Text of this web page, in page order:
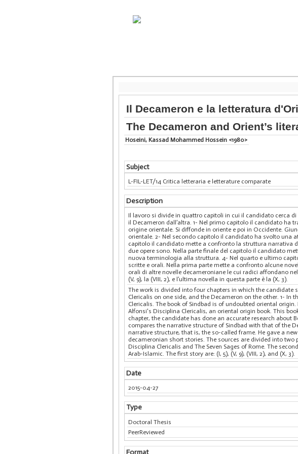
Il Decameron e la letteratura
The Decameron and Orient’s
Hoseini, Kassad Mohammed Hossein <1980>
Subject
L-FIL-LET/14 Critica letteraria e letterature comparate
Description
Il lavoro si divide in quattro capitoli in cui il candidato cerca
il Decameron dall’altra. 1- Nel primo capitolo il candidato ha
origine orientale. Si diffonde in oriente e poi in Occidente.
orientale. 2- Nel secondo capitolo il candidato ha svolto una
capitolo il candidato mette a confronto la struttura narrativa
due opere sono. Nella parte finale del capitolo il candidato
nuova terminologia alla struttura. 4- Nel quarto e ultimo
scritte e orali. Nella prima parte mette a confronto alcune
orali di altre novelle decameroniane le cui radici affondano
(V, 9), la (VIII, 2), e l’ultima novella in questa parte è la (X, 3).
The work is divided into four chapters in which the candidate
Clericalis on one side, and the Decameron on the other. 1-
Clericalis. The book of Sindbad is of undoubted oriental
Alfonsi's Disciplina Clericalis, an oriental origin book. This
chapter, the candidate has done an accurate research
compares the narrative structure of Sindbad with that of the
narrative structure, that is, the so-called frame. He gave a
decameronian short stories. The sources are divided into
Disciplina Clericalis and The Seven Sages of Rome. The
Arab-Islamic. The first story are: (I, 5), (V, 9), (VIII, 2), and (X, 3).
Date
2015-04-27
Type
Doctoral Thesis
PeerReviewed
Format